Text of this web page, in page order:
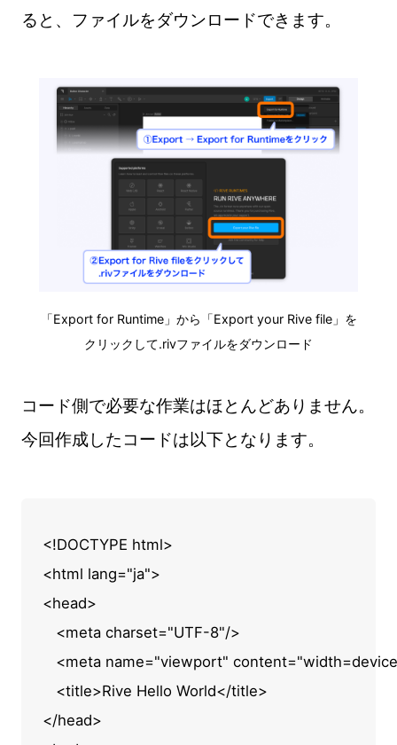
ると、ファイルをダウンロードできます。
「Export for Runtime」から「Export your Rive file」を
クリックして.rivファイルをダウンロード
コード側で必要な作業はほとんどありません。
今回作成したコードは以下となります。
<!DOCTYPE html>
<html lang="ja">
<head>
   <meta charset="UTF-8"/>
<meta name="viewport" content="width=device-
   <title>Rive Hello World</title>
</head>